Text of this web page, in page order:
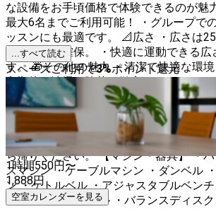
な設備をお手頃価格で体験できるのが魅力です。
最大6名までご利用可能！ ・グループで
ッスンにも最適です。 📐広さ ・広さは25㎡で、ゆったりと
した空間を確保。 ・快適に運動できる広
す。 🎁その他の魅力 ・清潔で快適な環境を維持するため、
定期的な清掃と除菌を徹底しています。
様の安全と快適な利用を第一に考え、丁
しています。 💡ご利用にあたっての注意点 ・ご利用の際
は、器具の扱いに注意してください。
片付け・清掃はご自身でお願いします。
ち帰りください。 【マシン・器具】 ・パワーラック ・スミ
スマシン ・ケーブルマシン ・ダンベル
ン ・ケトルベル ・アジャスタブルベン
ー ・バランスボール ・バランスディスク
...すべて読む
スペースご利用で3%ポイント還元
1時間550円〜
1,888円
空室カレンダーを見る